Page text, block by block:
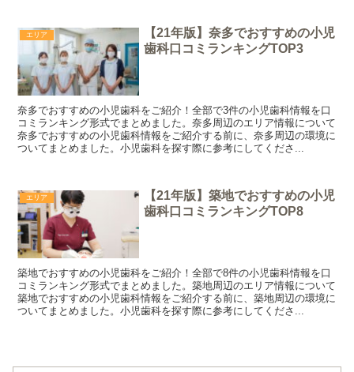
エリア
【21年版】奈多でおすすめの小児
歯科口コミランキングTOP3
奈多でおすすめの小児歯科をご紹介！全部で3件の小児歯科情報を口
コミランキング形式でまとめました。奈多周辺のエリア情報について
奈多でおすすめの小児歯科情報をご紹介する前に、奈多周辺の環境に
ついてまとめました。小児歯科を探す際に参考にしてくださ...
エリア
【21年版】築地でおすすめの小児
歯科口コミランキングTOP8
築地でおすすめの小児歯科をご紹介！全部で8件の小児歯科情報を口
コミランキング形式でまとめました。築地周辺のエリア情報について
築地でおすすめの小児歯科情報をご紹介する前に、築地周辺の環境に
ついてまとめました。小児歯科を探す際に参考にしてくださ...